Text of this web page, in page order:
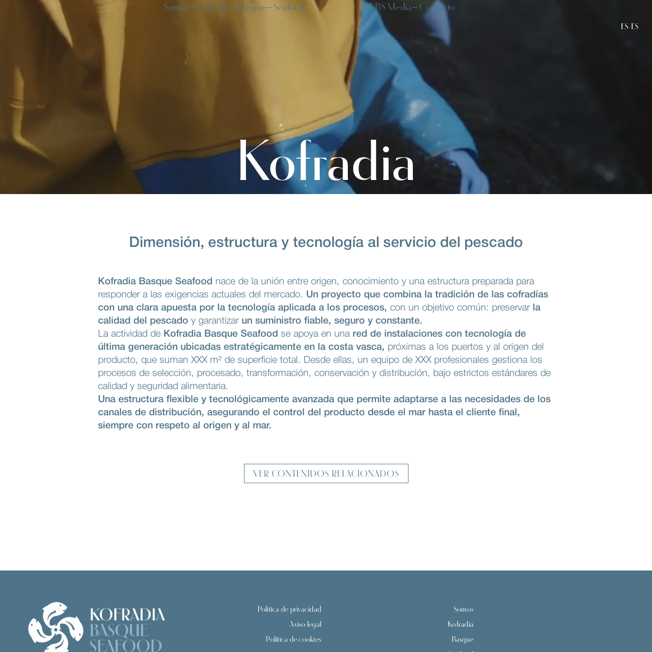
Somos Kofradia Basque Seafood KBS Media Contacto
Kofradia
Dimensión, estructura y tecnología al servicio del pescado
Kofradia Basque Seafood nace de la unión entre origen, conocimiento y una estructura preparada para
responder a las exigencias actuales del mercado. Un proyecto que combina la tradición de las cofradías
con una clara apuesta por la tecnología aplicada a los procesos, con un objetivo común: preservar la
calidad del pescado y garantizar un suministro fiable, seguro y constante.
La actividad de Kofradia Basque Seafood se apoya en una red de instalaciones con tecnología de
última generación ubicadas estratégicamente en la costa vasca, próximas a los puertos y al origen del
producto, que suman XXX m² de superficie total. Desde ellas, un equipo de XXX profesionales gestiona los
procesos de selección, procesado, transformación, conservación y distribución, bajo estrictos estándares de
calidad y seguridad alimentaria.
Una estructura flexible y tecnológicamente avanzada que permite adaptarse a las necesidades de los
canales de distribución, asegurando el control del producto desde el mar hasta el cliente final,
siempre con respeto al origen y al mar.
VER CONTENIDOS RELACIONADOS
Política de privacidad
Aviso legal
Política de cookies
Somos
Kofradia
Basque
ES-ES